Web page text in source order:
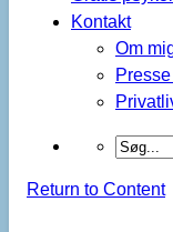
Kontakt
Om
Return to Content